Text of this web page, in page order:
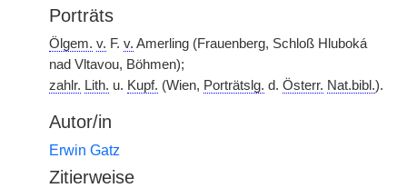
Porträts
Ölgem. v. F. v. Amerling (Frauenberg, Schloß Hluboká
nad Vltavou, Böhmen);
zahlr. Lith. u. Kupf. (Wien, Porträtslg. d. Österr. Nat.bibl.).
Autor/in
Erwin Gatz
Zitierweise